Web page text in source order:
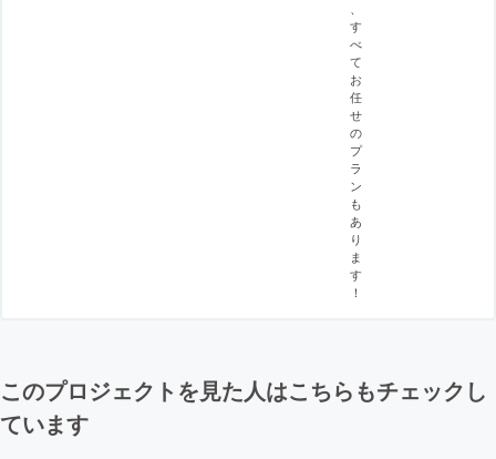
す
べ
て
お
任
せ
の
プ
ラ
ン
も
あ
り
ま
す
！
このプロジェクトを見た人はこちらもチェックし
ています